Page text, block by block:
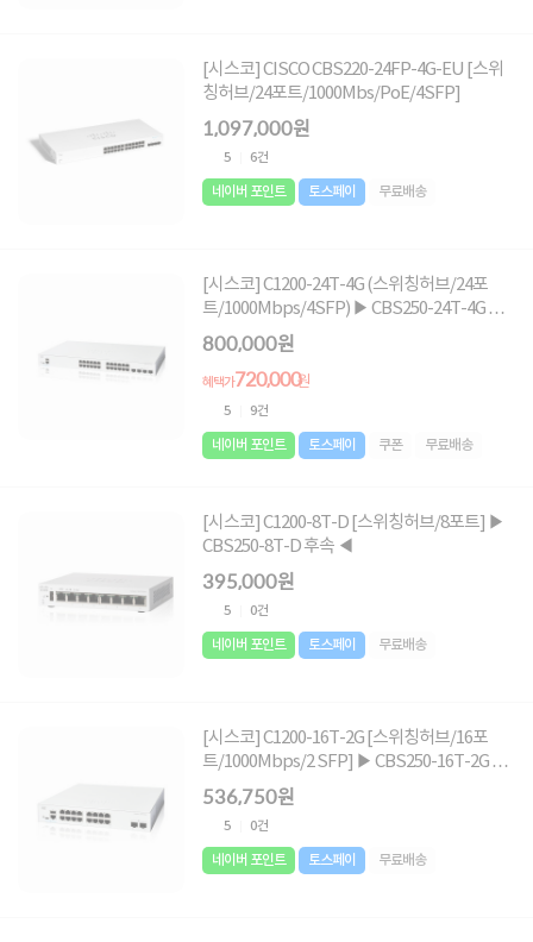
[시스코] CISCO CBS220-24FP-4G-EU [스위
칭허브/24포트/1000Mbs/PoE/4SFP]
1,097,000원
5 6건
네이버 포인트 토스페이 무료배송
[시스코] C1200-24T-4G (스위칭허브/24포
트/1000Mbps/4SFP) ▶ CBS250-24T-4G 후
속 ◀
800,000원
혜택가720,000원
5 9건
네이버 포인트 토스페이 쿠폰 무료배송
[시스코] C1200-8T-D [스위칭허브/8포트] ▶
CBS250-8T-D 후속 ◀
395,000원
5 0건
네이버 포인트 토스페이 무료배송
[시스코] C1200-16T-2G [스위칭허브/16포
트/1000Mbps/2 SFP] ▶ CBS250-16T-2G 후
속 ◀
536,750원
5 0건
네이버 포인트 토스페이 무료배송